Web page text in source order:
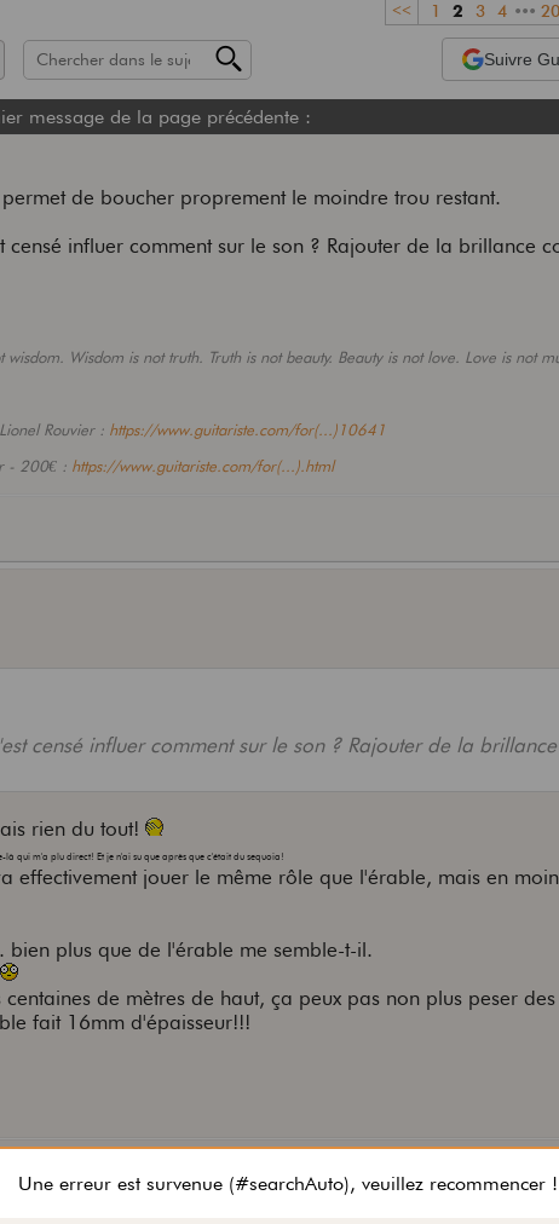
<< 1 2 3 4 ••• 20
Suivre
message de la page précédente :
de boucher proprement le moindre trou restant.
influer comment sur le son ? Rajouter de la brillance
Wisdom is not truth. Truth is not beauty. Beauty is not love. Love is not
Rouvier : https://www.guitariste.com/for(...)10641
- 200€ : https://www.guitariste.com/for(...).html
censé influer comment sur le son ? Rajouter de la
rien du tout!
qui m'a plu direct! Et je n'ai su que après que c'était du sequoia!
effectivement jouer le même rôle que l'érable, mais en
bien plus que de l'érable me semble-t-il.
de mètres de haut, ça peux pas non plus peser
fait 16mm d'épaisseur!!!